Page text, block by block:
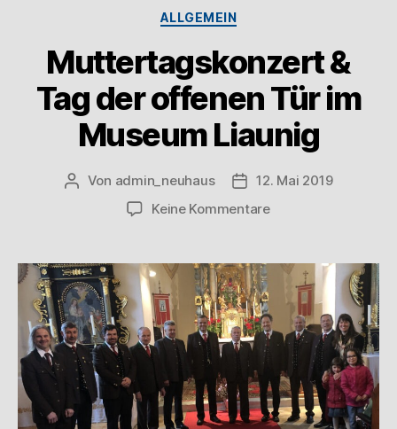
ALLGEMEIN
Muttertagskonzert &
Tag der offenen Tür im
Museum Liaunig
Von admin_neuhaus
12. Mai 2019
Keine Kommentare